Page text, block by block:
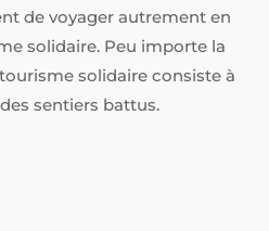
de voyager autrement en
solidaire. Peu importe la
solidaire consiste à
sentiers battus.